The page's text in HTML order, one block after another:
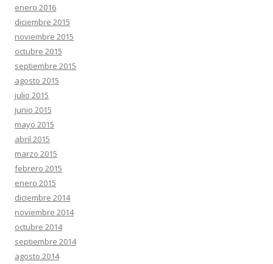
enero 2016
diciembre 2015
noviembre 2015
octubre 2015
septiembre 2015
agosto 2015
julio 2015
junio 2015
mayo 2015
abril 2015
marzo 2015
febrero 2015
enero 2015
diciembre 2014
noviembre 2014
octubre 2014
septiembre 2014
agosto 2014